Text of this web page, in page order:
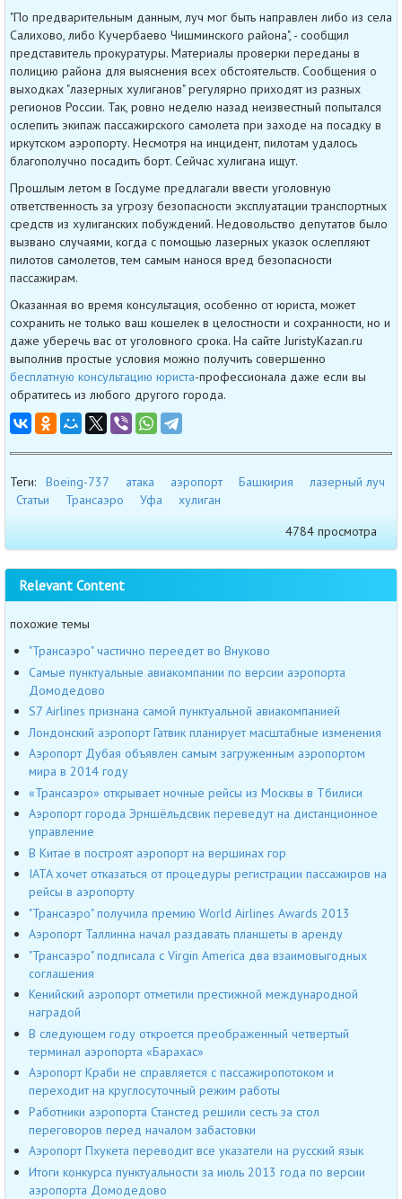
"По предварительным данным, луч мог быть направлен либо из села
Салихово, либо Кучербаево Чишминского района", - сообщил
представитель прокуратуры. Материалы проверки переданы в
полицию района для выяснения всех обстоятельств. Сообщения о
выходках "лазерных хулиганов" регулярно приходят из разных
регионов России. Так, ровно неделю назад неизвестный попытался
ослепить экипаж пассажирского самолета при заходе на посадку в
иркутском аэропорту. Несмотря на инцидент, пилотам удалось
благополучно посадить борт. Сейчас хулигана ищут.
Прошлым летом в Госдуме предлагали ввести уголовную
ответственность за угрозу безопасности эксплуатации транспортных
средств из хулиганских побуждений. Недовольство депутатов было
вызвано случаями, когда с помощью лазерных указок ослепляют
пилотов самолетов, тем самым нанося вред безопасности
пассажирам.
Оказанная во время консультация, особенно от юриста, может
сохранить не только ваш кошелек в целостности и сохранности, но и
даже уберечь вас от уголовного срока. На сайте JuristyKazan.ru
выполнив простые условия можно получить совершенно
бесплатную консультацию юриста-профессионала даже если вы
обратитесь из любого другого города.
Теги: Boeing-737 атака аэропорт Башкирия
лазерный луч
Статьи
Трансаэро Уфа
хулиган
4784 просмотра
Relevant Content
похожие темы
"Трансаэро" частично переедет во Внуково
Самые пунктуальные авиакомпании по версии аэропорта
Домодедово
S7 Airlines признана самой пунктуальной авиакомпанией
Лондонский аэропорт Гатвик планирует масштабные изменения
Аэропорт Дубая объявлен самым загруженным аэропортом
мира в 2014 году
«Трансаэро» открывает ночные рейсы из Москвы в Тбилиси
Аэропорт города Эрншёльдсвик переведут на дистанционное
управление
В Китае в построят аэропорт на вершинах гор
IATA хочет отказаться от процедуры регистрации пассажиров на
рейсы в аэропорту
"Трансаэро" получила премию World Airlines Awards 2013
Аэропорт Таллинна начал раздавать планшеты в аренду
"Трансаэро" подписала с Virgin America два взаимовыгодных
соглашения
Кенийский аэропорт отметили престижной международной
наградой
В следующем году откроется преображенный четвертый
терминал аэропорта «Барахас»
Аэропорт Краби не справляется с пассажиропотоком и
переходит на круглосуточный режим работы
Работники аэропорта Станстед решили сесть за стол
переговоров перед началом забастовки
Аэропорт Пхукета переводит все указатели на русский язык
Итоги конкурса пунктуальности за июль 2013 года по версии
аэропорта Домодедово